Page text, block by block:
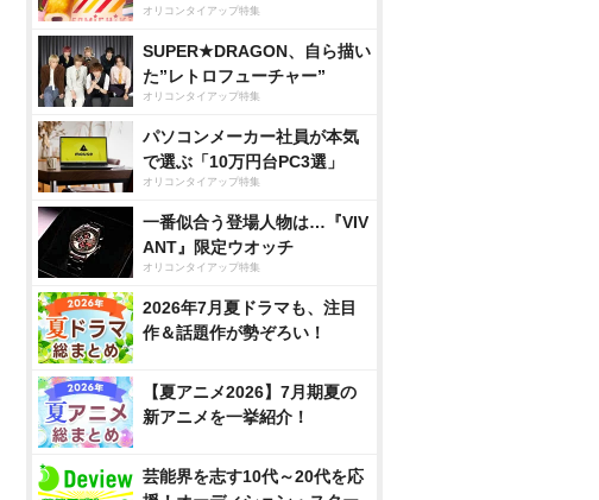
オリコンタイアップ特集
SUPER★DRAGON、自ら描い
た”レトロフューチャー”
オリコンタイアップ特集
パソコンメーカー社員が本気
で選ぶ「10万円台PC3選」
オリコンタイアップ特集
一番似合う登場人物は…『VIV
ANT』限定ウオッチ
オリコンタイアップ特集
2026年7月夏ドラマも、注目
作＆話題作が勢ぞろい！
【夏アニメ2026】7月期夏の
新アニメを一挙紹介！
芸能界を志す10代～20代を応